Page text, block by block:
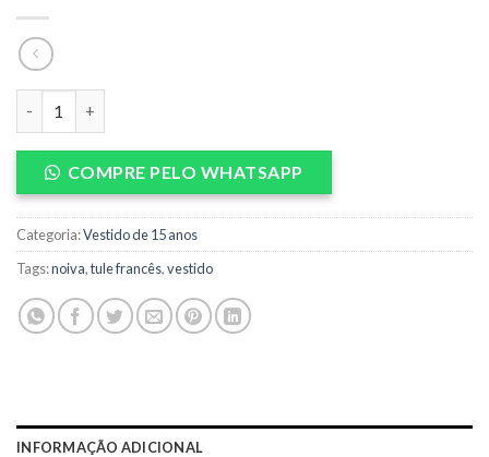
COMPRE PELO WHATSAPP
Categoria:Vestido de 15 anos
Tags:noiva,tule francês,vestido
INFORMAÇÃO ADICIONAL